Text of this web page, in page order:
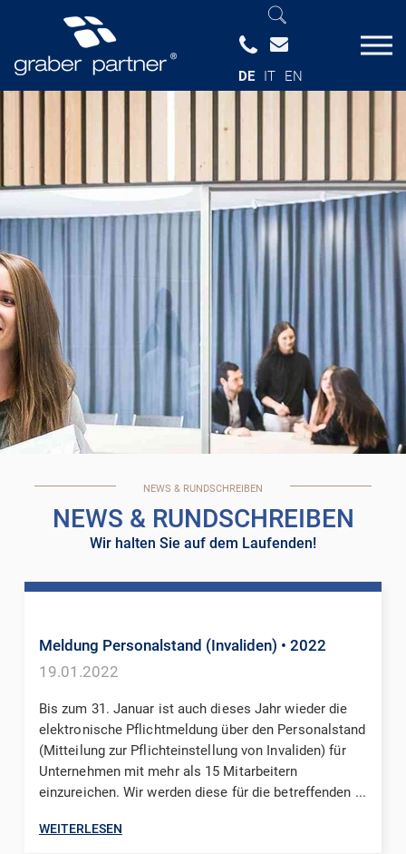
DE IT EN
NEWS & RUNDSCHREIBEN
NEWS & RUNDSCHREIBEN
Wir halten Sie auf dem Laufenden!
Meldung Personalstand (Invaliden) • 2022
19.01.2022
Bis zum 31. Januar ist auch dieses Jahr wieder die
elektronische Pflichtmeldung über den Personalstand
(Mitteilung zur Pflichteinstellung von Invaliden) für
Unternehmen mit mehr als 15 Mitarbeitern
einzureichen. Wir werden diese für die betreffenden ...
WEITERLESEN